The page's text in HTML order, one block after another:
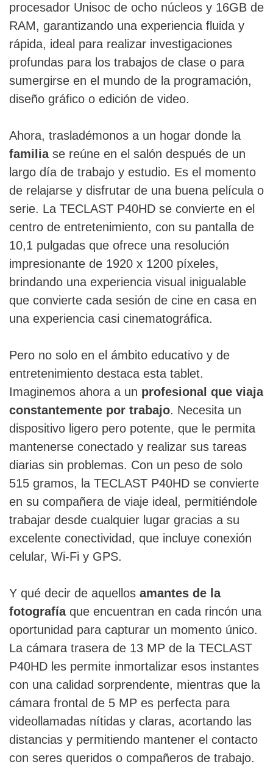
procesador Unisoc de ocho núcleos y 16GB de
RAM, garantizando una experiencia fluida y
rápida, ideal para realizar investigaciones
profundas para los trabajos de clase o para
sumergirse en el mundo de la programación,
diseño gráfico o edición de video.
Ahora, trasladémonos a un hogar donde la
familiase reúne en el salón después de un
largo día de trabajo y estudio. Es el momento
de relajarse y disfrutar de una buena película o
serie. La TECLAST P40HD se convierte en el
centro de entretenimiento, con su pantalla de
10,1 pulgadas que ofrece una resolución
impresionante de 1920 x 1200 píxeles,
brindando una experiencia visual inigualable
que convierte cada sesión de cine en casa en
una experiencia casi cinematográfica.
Pero no solo en el ámbito educativo y de
entretenimiento destaca esta tablet.
Imaginemos ahora a un profesional que viaja
constantemente por trabajo. Necesita un
dispositivo ligero pero potente, que le permita
mantenerse conectado y realizar sus tareas
diarias sin problemas. Con un peso de solo
515 gramos, la TECLAST P40HD se convierte
en su compañera de viaje ideal, permitiéndole
trabajar desde cualquier lugar gracias a su
excelente conectividad, que incluye conexión
celular, Wi-Fi y GPS.
Y qué decir de aquellos amantes de la
fotografíaque encuentran en cada rincón una
oportunidad para capturar un momento único.
La cámara trasera de 13 MP de la TECLAST
P40HD les permite inmortalizar esos instantes
con una calidad sorprendente, mientras que la
cámara frontal de 5 MP es perfecta para
videollamadas nítidas y claras, acortando las
distancias y permitiendo mantener el contacto
con seres queridos o compañeros de trabajo.